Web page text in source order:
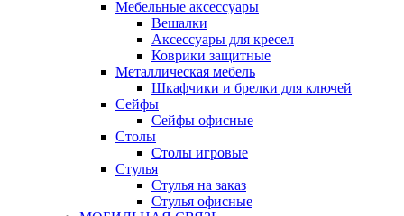
Мебельные аксессуары
Вешалки
Аксессуары для кресел
Коврики защитные
Металлическая мебель
Шкафчики и брелки для ключей
Сейфы
Сейфы офисные
Столы
Столы игровые
Стулья
Стулья на заказ
Стулья офисные